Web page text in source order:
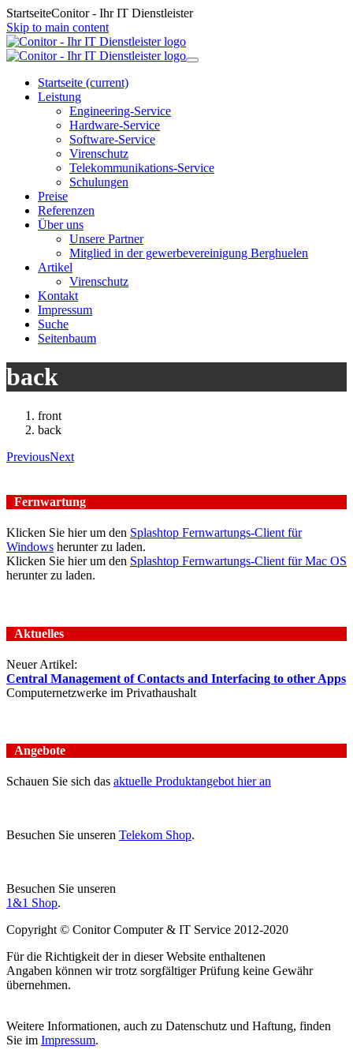
StartseiteConitor - Ihr IT Dienstleister
Skip to main content
Startseite (current)
Leistung
Engineering-Service
Hardware-Service
Software-Service
Virenschutz
Telekommunikations-Service
Schulungen
Preise
Referenzen
Über uns
Unsere Partner
Mitglied in der gewerbevereinigung Berghuelen
Artikel
Virenschutz
Kontakt
Impressum
Suche
Seitenbaum
back
front
back
PreviousNext
Fernwartung
Klicken Sie hier um den Splashtop Fernwartungs-Client für
Windows herunter zu laden.
Klicken Sie hier um den Splashtop Fernwartungs-Client für Mac OS
herunter zu laden.
Aktuelles
Neuer Artikel:
Central Management of Contacts and Interfacing to other Apps
Computernetzwerke im Privathaushalt
Angebote
Schauen Sie sich das aktuelle Produktangebot hier an
Besuchen Sie unseren Telekom Shop.
Besuchen Sie unseren
1&1 Shop.
Copyright © Conitor Computer & IT Service 2012-2020
Für die Richtigkeit der in dieser Website enthaltenen
Angaben können wir trotz sorgfältiger Prüfung keine Gewähr
übernehmen.
Weitere Informationen, auch zu Datenschutz und Haftung, finden
Sie im Impressum.